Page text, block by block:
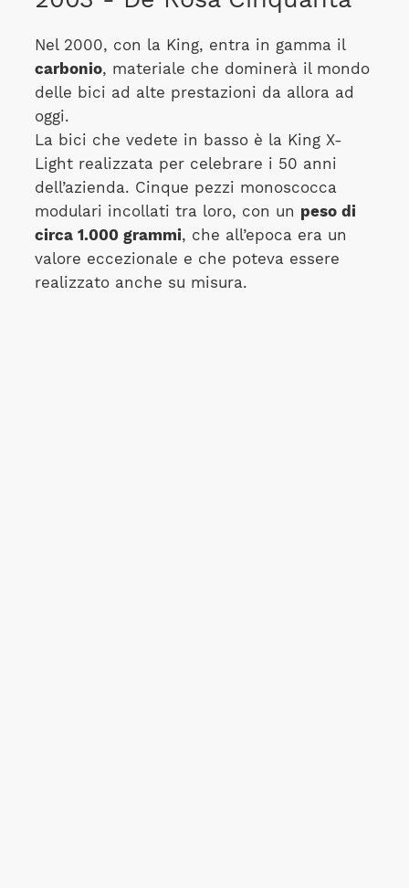
Nel 2000, con la King, entra in gamma il
carbonio, materiale che dominerà il mondo
delle bici ad alte prestazioni da allora ad
oggi.
La bici che vedete in basso è la King X-
Light realizzata per celebrare i 50 anni
dell’azienda. Cinque pezzi monoscocca
modulari incollati tra loro, con un peso di
circa 1.000 grammi, che all’epoca era un
valore eccezionale e che poteva essere
realizzato anche su misura.